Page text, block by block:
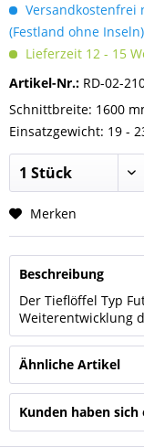
Versandkostenfrei
(Festland ohne
Lieferzeit 12 - 15
Artikel-Nr.: RD-02-
Schnittbreite: 1600
Einsatzgewicht: 19 -
Merken
Beschreibung
Der Tieflöffel Typ
Weiterentwicklung
Ähnliche Artikel
Kunden haben sich